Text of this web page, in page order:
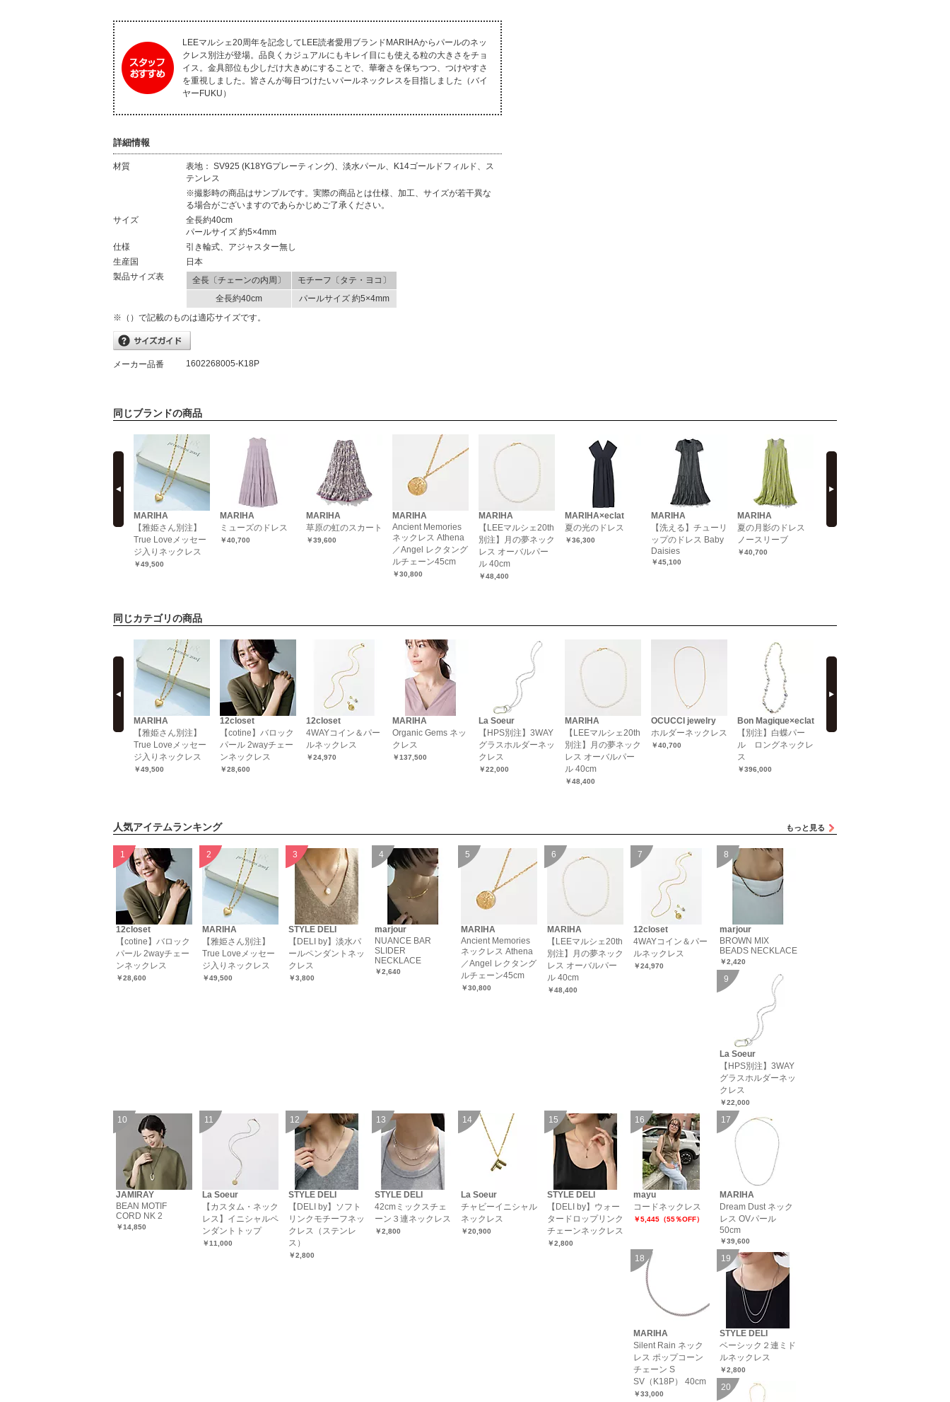
LEEマルシェ20周年を記念してLEE読者愛用ブランドMARIHAからパールのネッ
クレス別注が登場。品良くカジュアルにもキレイ目にも使える粒の大きさをチョ
イス。金具部位も少しだけ大きめにすることで、華奢さを保ちつつ、つけやすさ
を重視しました。皆さんが毎日つけたいパールネックレスを目指しました（バイ
ヤーFUKU）
詳細情報
材質
表地： SV925 (K18YGプレーティング)、淡水パール、K14ゴールドフィルド、ス
テンレス
※撮影時の商品はサンプルです。実際の商品とは仕様、加工、サイズが若干異な
る場合がございますのであらかじめご了承ください。
サイズ
全長約40cm
パールサイズ 約5×4mm
仕様
引き輪式、アジャスター無し
生産国
日本
製品サイズ表
全長〔チェーンの内周〕
モチーフ〔タテ・ヨコ〕
全長約40cm
パールサイズ 約5×4mm
※（）で記載のものは適応サイズです。
メーカー品番 1602268005-K18P
同じブランドの商品
【洗える】小鳥の歌
MARIHA
【雅姫さん別注】
True Loveメッセー
ジ入りネックレス
￥49,500
MARIHA
ミューズのドレス
￥40,700
MARIHA
草原の虹のスカート
￥39,600
MARIHA
Ancient Memories
ネックレス Athena
／Angel レクタング
ルチェーン45cm
￥30,800
MARIHA
【LEEマルシェ20th
別注】月の夢ネック
レス オーバルパー
ル 40cm
￥48,400
MARIHA×eclat
夏の光のドレス
￥36,300
MARIHA
【洗える】チューリ
ップのドレス Baby
Daisies
￥45,100
MARIHA
夏の月影のドレス
ノースリーブ
￥40,700
夜風のスカート
prev
同じカテゴリの商品
MARIHA
【雅姫さん別注】
True Loveメッセー
ジ入りネックレス
￥49,500
12closet
【cotine】バロック
パール 2wayチェー
ンネックレス
￥28,600
12closet
4WAYコイン＆パー
ルネックレス
￥24,970
MARIHA
Organic Gems ネッ
クレス
￥137,500
La Soeur
【HPS別注】3WAY
グラスホルダーネッ
クレス
￥22,000
MARIHA
【LEEマルシェ20th
別注】月の夢ネック
レス オーバルパー
ル 40cm
￥48,400
OCUCCI jewelry
ホルダーネックレス
￥40,700
Bon Magique×eclat
【別注】白蝶パー
ル ロングネックレ
ス
￥396,000
ハートシルバーネッ
prev
人気アイテムランキング
12closet
【cotine】バロック
パール 2wayチェー
ンネックレス
￥28,600
MARIHA
【雅姫さん別注】
True Loveメッセー
ジ入りネックレス
￥49,500
STYLE DELI
【DELI by】淡水パ
ールペンダントネッ
クレス
￥3,800
marjour
NUANCE BAR
SLIDER
NECKLACE
￥2,640
MARIHA
Ancient Memories
ネックレス Athena
／Angel レクタング
ルチェーン45cm
￥30,800
MARIHA
【LEEマルシェ20th
別注】月の夢ネック
レス オーバルパー
ル 40cm
￥48,400
12closet
4WAYコイン＆パー
ルネックレス
￥24,970
marjour
BROWN MIX
BEADS NECKLACE
￥2,420
La Soeur
【HPS別注】3WAY
グラスホルダーネッ
クレス
￥22,000
JAMIRAY
BEAN MOTIF
CORD NK 2
￥14,850
La Soeur
【カスタム・ネック
レス】イニシャルペ
ンダントトップ
￥11,000
STYLE DELI
【DELI by】ソフト
リンクモチーフネッ
クレス（ステンレ
ス）
￥2,800
STYLE DELI
42cmミックスチェ
ーン３連ネックレス
￥2,800
La Soeur
チャビーイニシャル
ネックレス
￥20,900
STYLE DELI
【DELI by】ウォー
タードロップリンク
チェーンネックレス
￥2,800
mayu
コードネックレス
￥5,445（55％OFF）
MARIHA
Dream Dust ネック
レス OVパール
50cm
￥39,600
MARIHA
Silent Rain ネック
レス ポップコーン
チェーン S
SV（K18P） 40cm
￥33,000
STYLE DELI
ベーシック２連ミド
ルネックレス
￥2,800
もっと見る